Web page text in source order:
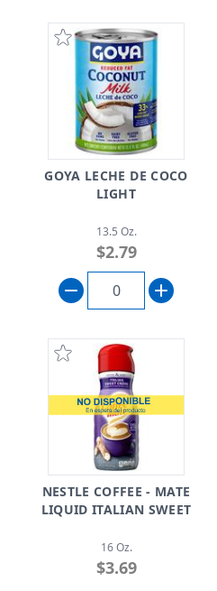
GOYA LECHE DE COCO
LIGHT
13.5 Oz.
$2.79
NESTLE COFFEE - MATE
LIQUID ITALIAN SWEET
16 Oz.
$3.69